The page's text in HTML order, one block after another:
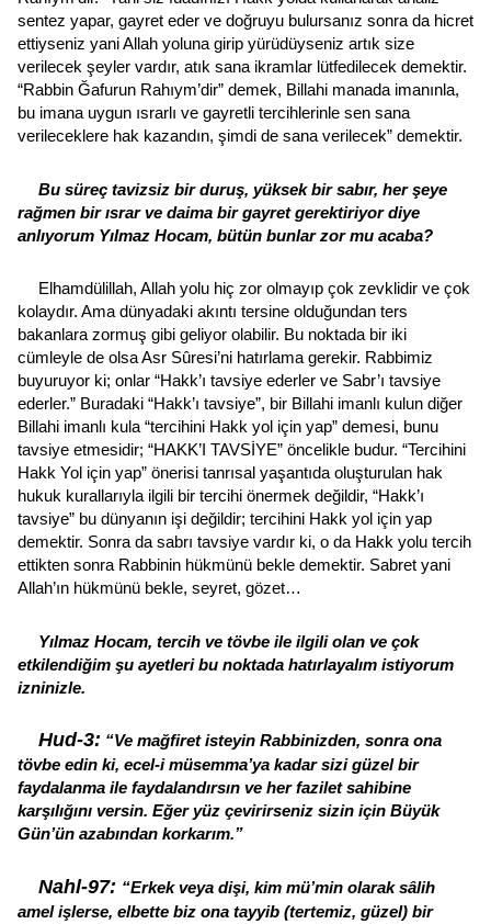
sentez yapar, gayret eder ve doğruyu bulursanız sonra da hicret
ettiyseniz yani Allah yoluna girip yürüdüyseniz artık size
verilecek şeyler vardır, atık sana ikramlar lütfedilecek demektir.
“Rabbin Ğafurun Rahıym’dir” demek, Billahi manada imanınla,
bu imana uygun ısrarlı ve gayretli tercihlerinle sen sana
verileceklere hak kazandın, şimdi de sana verilecek” demektir.
Bu süreç tavizsiz bir duruş, yüksek bir sabır, her şeye
rağmen bir ısrar ve daima bir gayret gerektiriyor diye
anlıyorum Yılmaz Hocam, bütün bunlar zor mu acaba?
Elhamdülillah, Allah yolu hiç zor olmayıp çok zevklidir ve çok
kolaydır. Ama dünyadaki akıntı tersine olduğundan ters
bakanlara zormuş gibi geliyor olabilir. Bu noktada bir iki
cümleyle de olsa Asr Sûresi’ni hatırlama gerekir. Rabbimiz
buyuruyor ki; onlar “Hakk’ı tavsiye ederler ve Sabr’ı tavsiye
ederler.” Buradaki “Hakk’ı tavsiye”, bir Billahi imanlı kulun diğer
Billahi imanlı kula “tercihini Hakk yol için yap” demesi, bunu
tavsiye etmesidir; “HAKK’I TAVSİYE” öncelikle budur. “Tercihini
Hakk Yol için yap” önerisi tanrısal yaşantıda oluşturulan hak
hukuk kurallarıyla ilgili bir tercihi önermek değildir, “Hakk’ı
tavsiye” bu dünyanın işi değildir; tercihini Hakk yol için yap
demektir. Sonra da sabrı tavsiye vardır ki, o da Hakk yolu tercih
ettikten sonra Rabbinin hükmünü bekle demektir. Sabret yani
Allah’ın hükmünü bekle, seyret, gözet…
Yılmaz Hocam, tercih ve tövbe ile ilgili olan ve çok
etkilendiğim şu ayetleri bu noktada hatırlayalım istiyorum
izninizle.
Hud-3: “Ve mağfiret isteyin Rabbinizden, sonra ona
tövbe edin ki, ecel-i müsemma’ya kadar sizi güzel bir
faydalanma ile faydalandırsın ve her fazilet sahibine
karşılığını versin. Eğer yüz çevirirseniz sizin için Büyük
Gün’ün azabından korkarım.”
Nahl-97: “Erkek veya dişi, kim mü’min olarak sâlih
amel işlerse, elbette biz ona tayyib (tertemiz, güzel) bir